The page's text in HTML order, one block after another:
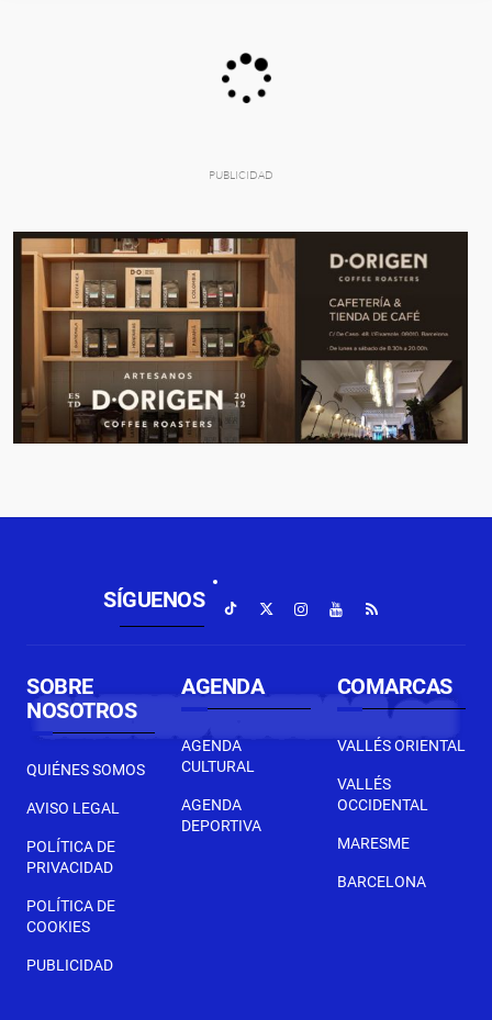
SÍGUENOS
SOBRE
NOSOTROS
QUIÉNES SOMOS
AVISO LEGAL
POLÍTICA DE
PRIVACIDAD
POLÍTICA DE
COOKIES
PUBLICIDAD
AGENDA
AGENDA
CULTURAL
AGENDA
DEPORTIVA
COMARCAS
VALLÉS ORIENTAL
VALLÉS
OCCIDENTAL
MARESME
BARCELONA